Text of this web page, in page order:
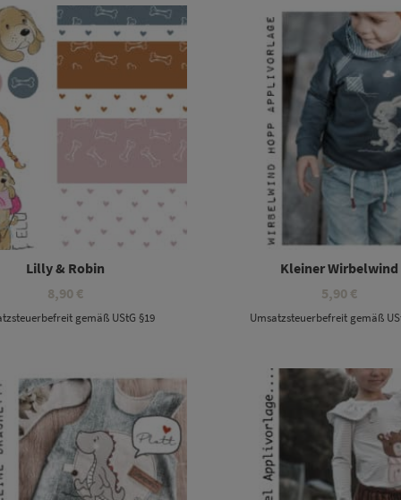
Lilly & Robin
8,90 €
gemäß UStG §19
Kleiner Wirbelwind
5,90 €
Umsatzsteuerbefreit gemäß